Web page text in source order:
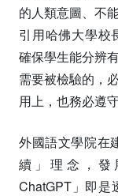
的人類意圖、不
引用哈佛大學校
確保學生能分辨
需要被檢驗的，
用上，也務必遵
外國語文學院在
續」理念，
ChatGPT」即是